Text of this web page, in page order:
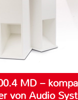
MD –
von Audio